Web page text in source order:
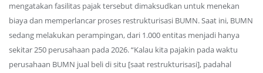
mengatakan fasilitas pajak tersebut dimaksudkan untuk menekan
biaya dan memperlancar proses restrukturisasi BUMN. Saat ini, BUMN
sedang melakukan perampingan, dari 1.000 entitas menjadi hanya
sekitar 250 perusahaan pada 2026. “Kalau kita pajakin pada waktu
perusahaan BUMN jual beli di situ [saat restrukturisasi], padahal